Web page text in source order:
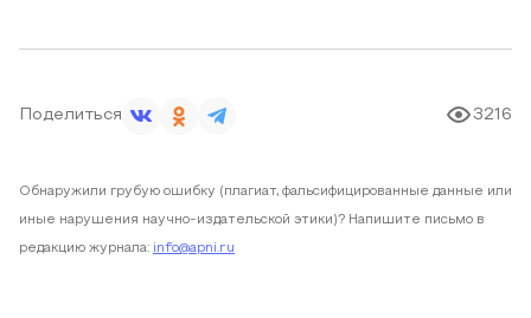
Поделиться 3216
Обнаружили грубую ошибку (плагиат, фальсифицированные данные или
иные нарушения научно-издательской этики)? Напишите письмо в
редакцию журнала: info@apni.ru